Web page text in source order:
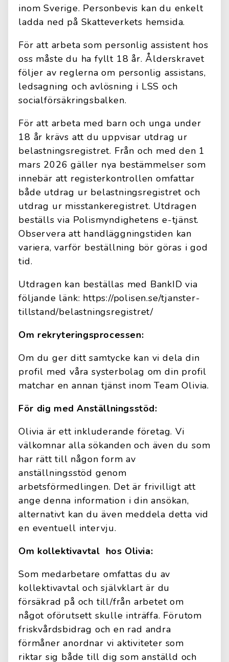
inom Sverige. Personbevis kan du enkelt
ladda ned på Skatteverkets hemsida.
För att arbeta som personlig assistent hos
oss måste du ha fyllt 18 år. Ålderskravet
följer av reglerna om personlig assistans,
ledsagning och avlösning i LSS och
socialförsäkringsbalken.
För att arbeta med barn och unga under
18 år krävs att du uppvisar utdrag ur
belastningsregistret. Från och med den 1
mars 2026 gäller nya bestämmelser som
innebär att registerkontrollen omfattar
både utdrag ur belastningsregistret och
utdrag ur misstankeregistret. Utdragen
beställs via Polismyndighetens e-tjänst.
Observera att handläggningstiden kan
variera, varför beställning bör göras i god
tid.
Utdragen kan beställas med BankID via
följande länk: https://polisen.se/tjanster-
tillstand/belastningsregistret/
Om rekryteringsprocessen:
Om du ger ditt samtycke kan vi dela din
profil med våra systerbolag om din profil
matchar en annan tjänst inom Team Olivia.
För dig med Anställningsstöd:
Olivia är ett inkluderande företag. Vi
välkomnar alla sökanden och även du som
har rätt till någon form av
anställningsstöd genom
arbetsförmedlingen. Det är frivilligt att
ange denna information i din ansökan,
alternativt kan du även meddela detta vid
en eventuell intervju.
Om kollektivavtal hos Olivia:
Som medarbetare omfattas du av
kollektivavtal och självklart är du
försäkrad på och till/från arbetet om
något oförutsett skulle inträffa. Förutom
friskvårdsbidrag och en rad andra
förmåner anordnar vi aktiviteter som
riktar sig både till dig som anställd och